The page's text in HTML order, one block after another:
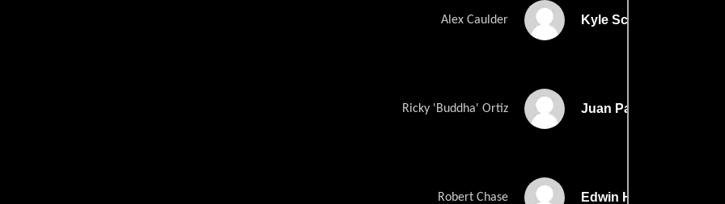
Alex Caulder Kyle Schmid
Ricky 'Buddha' Ortiz Juan Pablo Raba
Robert Chase Edwin Hodge